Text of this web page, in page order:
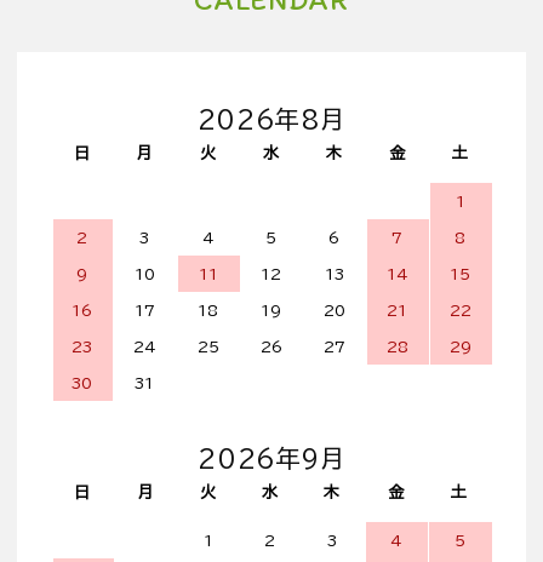
2026年8月
日 月 火 水 木 金 土
1
2 3 4 5 6 7 8
9 10 11 12 13 14 15
16 17 18 19 20 21 22
23 24 25 26 27 28 29
30 31
2026年9月
日 月 火 水 木 金 土
1 2 3 4 5